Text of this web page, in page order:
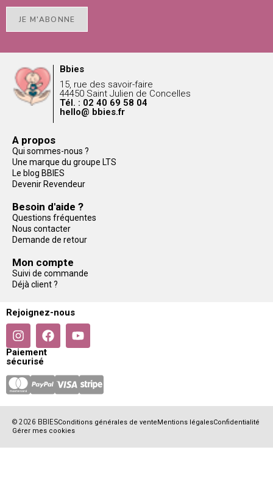
JE M'ABONNE
Bbies
15, rue des savoir-faire
44450 Saint Julien de Concelles
Tél. : 02 40 69 58 04
hello@ bbies.fr
A propos
Qui sommes-nous ?
Une marque du groupe LTS
Le blog BBIES
Devenir Revendeur
Besoin d'aide ?
Questions fréquentes
Nous contacter
Demande de retour
Mon compte
Suivi de commande
Déjà client ?
Rejoignez-nous
Paiement
sécurisé
© 2026 BBIESConditions générales de vente Mentions légalesConfidentialité
Gérer mes cookies